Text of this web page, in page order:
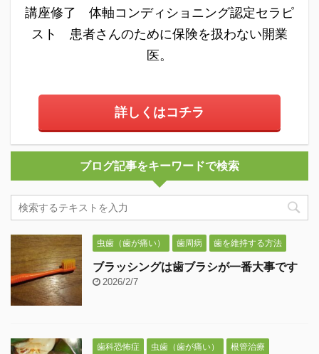
講座修了 体軸コンディショニング認定セラピ
スト 患者さんのために保険を扱わない開業
医。
詳しくはコチラ
ブログ記事をキーワードで検索
虫歯（歯が痛い） 歯周病 歯を維持する方法
ブラッシングは歯ブラシが一番大事です
2026/2/7
歯科恐怖症 虫歯（歯が痛い） 根管治療